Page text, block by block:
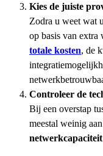
Kies de juiste
Zodra u weet wat
op basis van extra
totale kosten, de
Controleer de
Bij een overstap
meestal weinig
netwerkcapaciteit